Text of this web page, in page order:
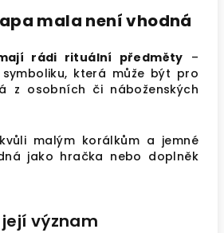
mala není vhodná
rádi rituální předměty –
která může být pro
z osobních či náboženských
malým korálkům a jemné
jako hračka nebo doplněk
význam